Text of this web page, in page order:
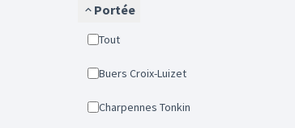
Portée
Tout
Buers Croix-Luizet
Charpennes Tonkin